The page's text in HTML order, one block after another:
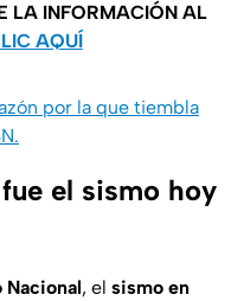
LA INFORMACIÓN AL
AQUÍ
por la que tiembla
el sismo hoy
, el sismo en